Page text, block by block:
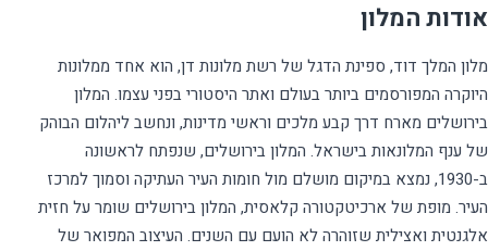
אודות המלון
מלון המלך דוד, ספינת הדגל של רשת מלונות דן, הוא אחד ממלונות
היוקרה המפורסמים ביותר בעולם ואתר היסטורי בפני עצמו. המלון
בירושלים מארח דרך קבע מלכים וראשי מדינות, ונחשב ליהלום הבוהק
של ענף המלונאות בישראל. המלון בירושלים, שנפתח לראשונה
ב-1930, נמצא במיקום מושלם מול חומות העיר העתיקה וסמוך למרכז
העיר. מופת של ארכיטקטורה קלאסית, המלון בירושלים שומר על חזית
אלגנטית ואצילית שזוהרה לא הועם עם השנים. העיצוב המפואר של